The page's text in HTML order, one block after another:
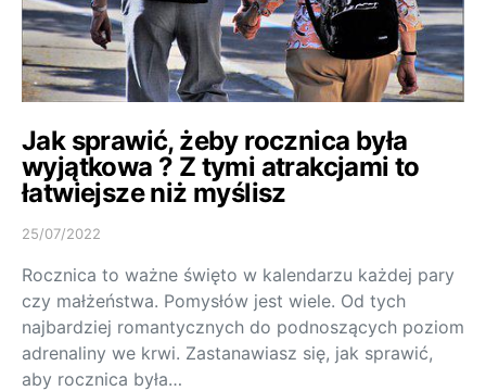
Jak sprawić, żeby rocznica była
wyjątkowa ? Z tymi atrakcjami to
łatwiejsze niż myślisz
25/07/2022
Rocznica to ważne święto w kalendarzu każdej pary
czy małżeństwa. Pomysłów jest wiele. Od tych
najbardziej romantycznych do podnoszących poziom
adrenaliny we krwi. Zastanawiasz się, jak sprawić,
aby rocznica była…